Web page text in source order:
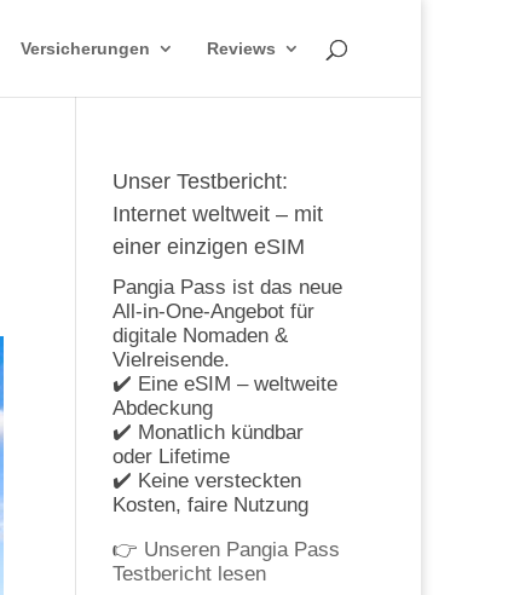
Versicherungen Reviews
Unser Testbericht:
Internet weltweit – mit
einer einzigen eSIM
Pangia Pass ist das neue
All-in-One-Angebot für
digitale Nomaden &
Vielreisende.
✔️ Eine eSIM – weltweite
Abdeckung
✔️ Monatlich kündbar
oder Lifetime
✔️ Keine versteckten
Kosten, faire Nutzung
👉 Unseren Pangia Pass
Testbericht lesen